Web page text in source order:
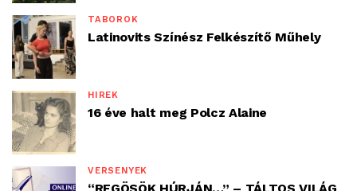
TÁBOROK
Latinovits Színész Felkészítő Műhely
HÍREK
16 éve halt meg Polcz Alaine
VERSENYEK